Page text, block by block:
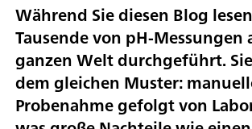
Während Sie diesen Blog
Tausende von pH-Messungen
ganzen Welt durchgeführt.
dem gleichen Muster:
Probenahme gefolgt von